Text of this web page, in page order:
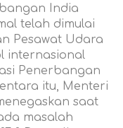
India
telah dimulai
Pesawat Udara
internasional
Penerbangan
itu, Menteri
saat
masalah